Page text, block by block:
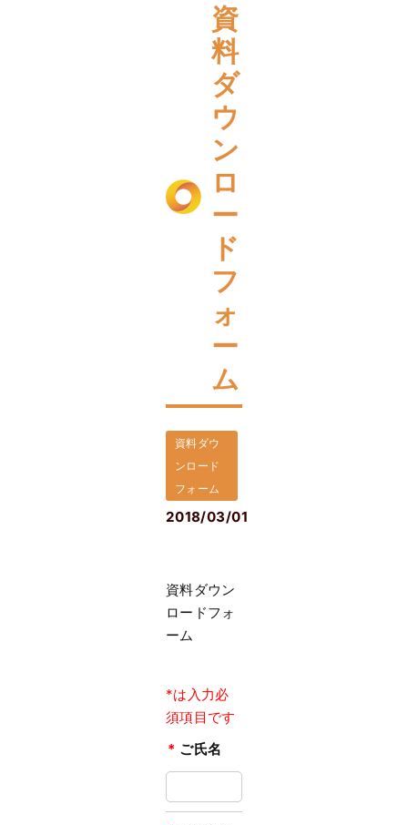
資
料
ダ
ウ
ン
ロ
ー
ド
フ
ォ
ー
ム
資料ダウ
ンロード
フォーム
2018/03/01
資料ダウン
ロードフォ
ーム
*は入力必
須項目です
* ご氏名